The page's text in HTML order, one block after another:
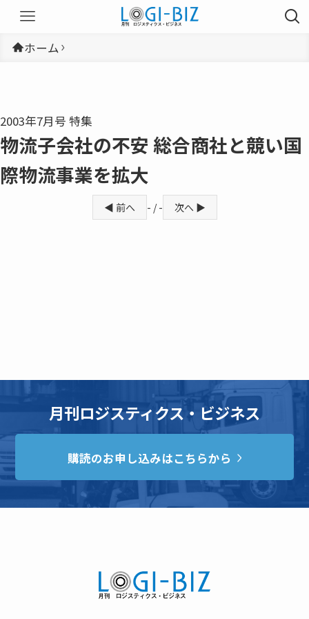
ホーム
2003年7月号 特集
物流子会社の不安 総合商社と競い国
際物流事業を拡大
◀ 前へ - / - 次へ ▶
月刊ロジスティクス・ビジネス
購読のお申し込みはこちらから